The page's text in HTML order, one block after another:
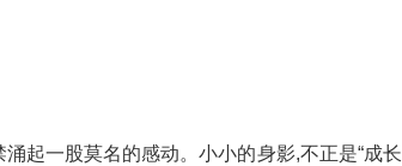
起一股莫名的感动。小小的身影,不正是“成长